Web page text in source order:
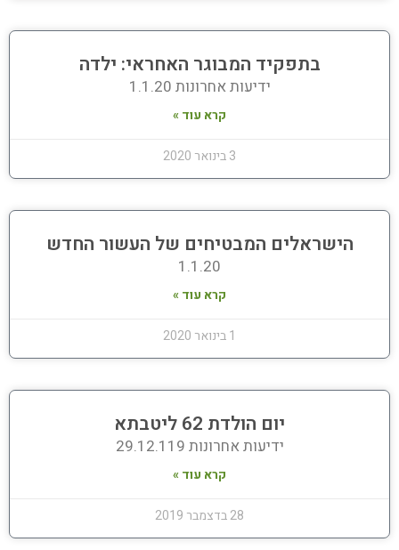
בתפקיד המבוגר האחראי: ילדה
ידיעות אחרונות 1.1.20
קרא עוד »
3 בינואר 2020
הישראלים המבטיחים של העשור החדש
1.1.20
קרא עוד »
1 בינואר 2020
יום הולדת 62 ליטבתא
ידיעות אחרונות 29.12.119
קרא עוד »
28 בדצמבר 2019